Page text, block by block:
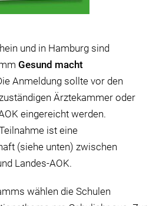
und in Hamburg sind
Gesund macht
Anmeldung sollte vor den
Ärztekammer oder
eingereicht werden.
ist eine
(siehe unten) zwischen
Landes-AOK.
wählen die Schulen